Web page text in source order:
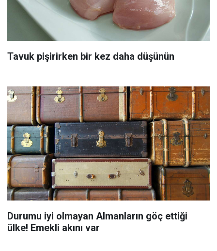
Tavuk pişirirken bir kez daha düşünün
Durumu iyi olmayan Almanların göç ettiği
ülke! Emekli akını var